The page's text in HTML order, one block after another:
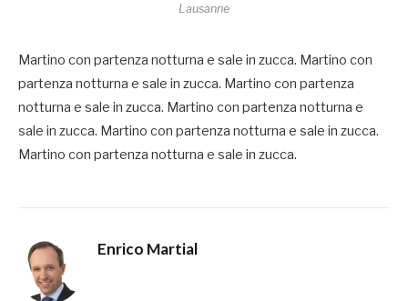
Lausanne
Martino con partenza notturna e sale in zucca. Martino con
partenza notturna e sale in zucca. Martino con partenza
notturna e sale in zucca. Martino con partenza notturna e
sale in zucca. Martino con partenza notturna e sale in zucca.
Martino con partenza notturna e sale in zucca.
Enrico Martial